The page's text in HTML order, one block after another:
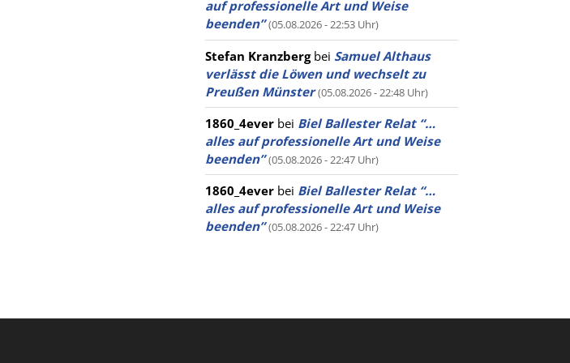
auf professionelle Art und Weise
beenden” (05.08.2026 - 22:53 Uhr)
Stefan Kranzbergbei Samuel Althaus
verlässt die Löwen und wechselt zu
Preußen Münster (05.08.2026 - 22:48 Uhr)
1860_4ever bei Biel Ballester Relat “…
alles auf professionelle Art und Weise
beenden” (05.08.2026 - 22:47 Uhr)
1860_4ever bei Biel Ballester Relat “…
alles auf professionelle Art und Weise
beenden” (05.08.2026 - 22:47 Uhr)